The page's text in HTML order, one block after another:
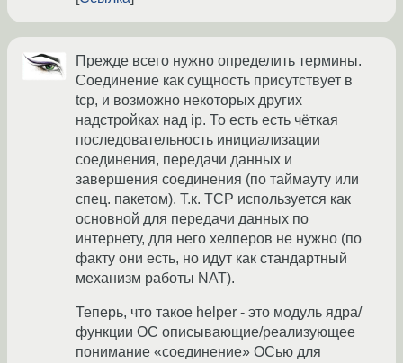
Прежде всего нужно определить термины.
Соединение как сущность присутствует в
tcp, и возможно некоторых других
надстройках над ip. То есть есть чёткая
последовательность инициализации
соединения, передачи данных и
завершения соединения (по таймауту или
спец. пакетом). Т.к. TCP используется как
основной для передачи данных по
интернету, для него хелперов не нужно (по
факту они есть, но идут как стандартный
механизм работы NAT).
Теперь, что такое helper - это модуль ядра/
функции ОС описывающие/реализующее
понимание «соединение» ОСью для